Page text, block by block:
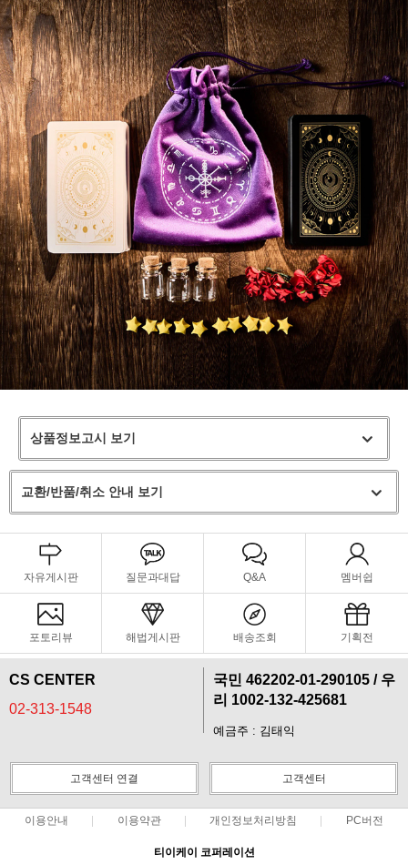
상품정보고시 보기
교환/반품/취소 안내 보기
자유게시판 질문과대답 Q&A 멤버쉽
포토리뷰 해법게시판 배송조회 기획전
CS CENTER
02-313-1548
국민 462202-01-290105 / 우
리 1002-132-425681
예금주 : 김태익
고객센터 연결 고객센터
이용안내 이용약관 개인정보처리방침 PC버전
티이케이 코퍼레이션